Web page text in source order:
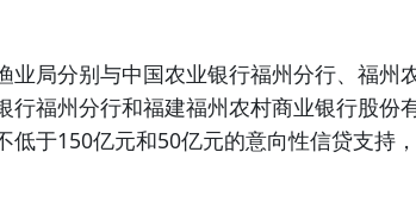
局分别与中国农业银行福州分行、福州
行福州分行和福建福州农村商业银行股份
低于150亿元和50亿元的意向性信贷支持